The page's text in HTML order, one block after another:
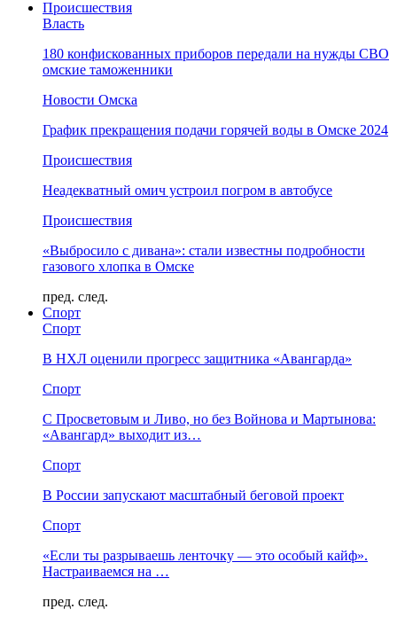
Происшествия
Власть
180 конфискованных приборов передали на нужды СВО
омские таможенники
Новости Омска
График прекращения подачи горячей воды в Омске 2024
Происшествия
Неадекватный омич устроил погром в автобусе
Происшествия
«Выбросило с дивана»: стали известны подробности
газового хлопка в Омске
пред. след.
Спорт
Спорт
В НХЛ оценили прогресс защитника «Авангарда»
Спорт
С Просветовым и Ливо, но без Войнова и Мартынова:
«Авангард» выходит из…
Спорт
В России запускают масштабный беговой проект
Спорт
«Если ты разрываешь ленточку — это особый кайф».
Настраиваемся на …
пред. след.